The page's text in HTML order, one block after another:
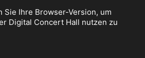
Sie Ihre Browser-Version, um
Digital Concert Hall nutzen zu